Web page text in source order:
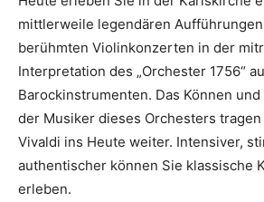
mittlerweile legendären
berühmten Violinkonzerten in der
Interpretation des „Orchester 1756“
Barockinstrumenten. Das Können
der Musiker dieses Orchesters
Vivaldi ins Heute weiter. Intensiver,
authentischer können Sie klassische
erleben.